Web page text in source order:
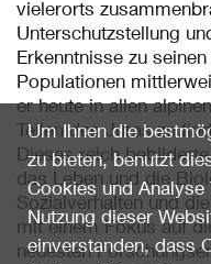
vielerorts
Unterschutzstellung
Erkenntnisse zu
Populationen
er heute in allen
Teilen des Juras zu
Dieses reich
das Leben und die
Sozialverhalten und
mit einem Fokus auf
neuesten
Um Ihnen die
zu bieten, benutzt
Cookies und
Nutzung dieser
einverstanden, dass